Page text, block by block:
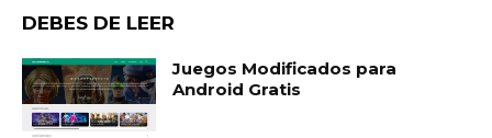
DEBES DE LEER
Juegos Modificados para
Android Gratis